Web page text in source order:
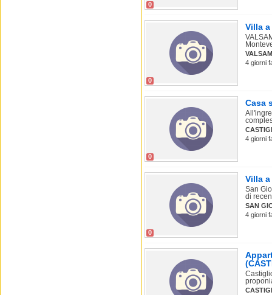
0
0
Villa a
4 giorni
0
Casa
4 giorni
0
Villa a
San
di
SAN
4 giorni